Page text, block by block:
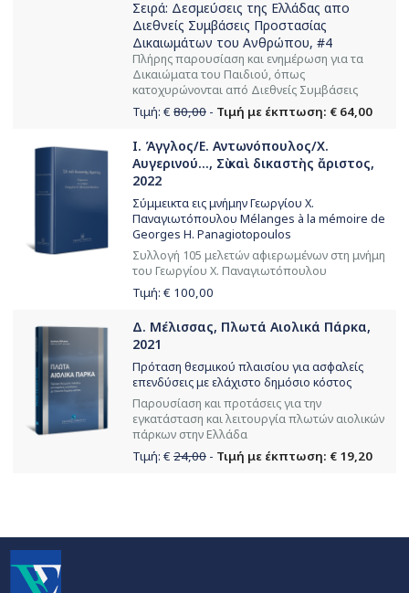
Σειρά: Δεσμεύσεις της Ελλάδας απο
Διεθνείς Συμβάσεις Προστασίας
Δικαιωμάτων του Ανθρώπου, #4
Πλήρης παρουσίαση και ενημέρωση για τα
Δικαιώματα του Παιδιού, όπως
κατοχυρώνονται από Διεθνείς Συμβάσεις
Τιμή: € 80,00 - Τιμή με έκπτωση: € 64,00
Ι. Άγγλος/Ε. Αντωνόπουλος/Χ.
Αυγερινού..., Σὺ καὶ δικαστὴς ἄριστος,
2022
Σύμμεικτα εις μνήμην Γεωργίου Χ.
Παναγιωτόπουλου Mélanges à la mémoire de
Georges H. Panagiotopoulos
Συλλογή 105 μελετών αφιερωμένων στη μνήμη
του Γεωργίου Χ. Παναγιωτόπουλου
Τιμή: € 100,00
Δ. Μέλισσας, Πλωτά Αιολικά Πάρκα,
2021
Πρόταση θεσμικού πλαισίου για ασφαλείς
επενδύσεις με ελάχιστο δημόσιο κόστος
Παρουσίαση και προτάσεις για την
εγκατάσταση και λειτουργία πλωτών αιολικών
πάρκων στην Ελλάδα
Τιμή: € 24,00 - Τιμή με έκπτωση: € 19,20